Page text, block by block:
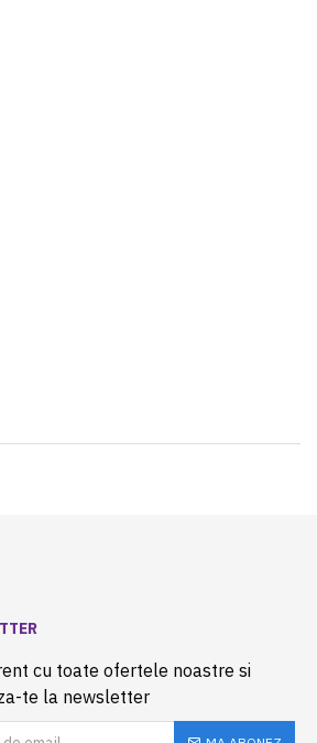
cu toate ofertele noastre si
te la newsletter